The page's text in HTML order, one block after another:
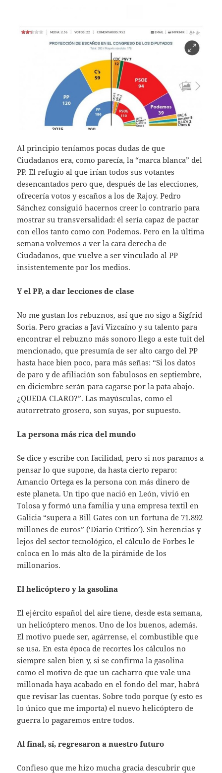
Al principio teníamos pocas dudas de que
Ciudadanos era, como parecía, la “marca blanca” del
PP. El refugio al que irían todos sus votantes
desencantados pero que, después de las elecciones,
ofrecería votos y escaños a los de Rajoy. Pedro
Sánchez consiguió hacernos creer lo contrario para
mostrar su transversalidad: él sería capaz de pactar
con ellos tanto como con Podemos. Pero en la última
semana volvemos a ver la cara derecha de
Ciudadanos, que vuelve a ser vinculado al PP
insistentemente por los medios.
Y el PP, a dar lecciones de clase
No me gustan los rebuznos, así que no sigo a Sigfrid
Soria. Pero gracias a Javi Vizcaíno y su talento para
encontrar el rebuzno más sonoro llego a este tuit del
mencionado, que presumía de ser alto cargo del PP
hasta hace bien poco, para más señas: “Si los datos
de paro y de afiliación son fabulosos en septiembre,
en diciembre serán para cagarse por la pata abajo.
¿QUEDA CLARO?”. Las mayúsculas, como el
autorretrato grosero, son suyas, por supuesto.
La persona más rica del mundo
Se dice y escribe con facilidad, pero si nos paramos a
pensar lo que supone, da hasta cierto reparo:
Amancio Ortega es la persona con más dinero de
este planeta. Un tipo que nació en León, vivió en
Tolosa y formó una familia y una empresa textil en
Galicia “supera a Bill Gates con un fortuna de 71.892
millones de euros” (‘Diario Crítico’). Sin herencias y
lejos del sector tecnológico, el cálculo de Forbes le
coloca en lo más alto de la pirámide de los
millonarios.
El helicóptero y la gasolina
El ejército español del aire tiene, desde esta semana,
un helicóptero menos. Uno de los buenos, además.
El motivo puede ser, agárrense, el combustible que
se usa. En esta época de recortes los cálculos no
siempre salen bien y, si se confirma la gasolina
como el motivo de que un cacharro que vale una
millonada haya acabado en el fondo del mar, habrá
que revisar las cuentas. Sobre todo porque (y esto es
lo único que me importa) el nuevo helicóptero de
guerra lo pagaremos entre todos.
Al final, sí, regresaron a nuestro futuro
Confieso que me hizo mucha gracia descubrir que